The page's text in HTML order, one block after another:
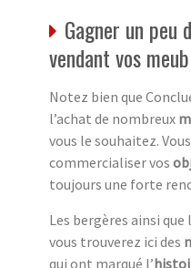
Gagner un peu
vendant vos
Notez bien que
l’achat de nombreux
vous le souhaitez.
commercialiser vos
toujours une forte
Les bergères ainsi que
vous trouverez ici des
qui ont marqué l’